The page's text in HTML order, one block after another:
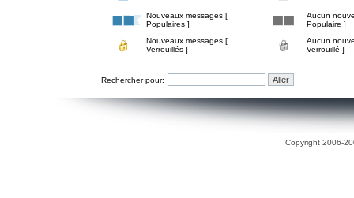
Nouveaux messages [
Populaires ]
Aucun
Populaire ]
Nouveaux messages [
Verrouillés ]
Aucun
Verrouillé ]
Rechercher pour:
Copyright 2006-